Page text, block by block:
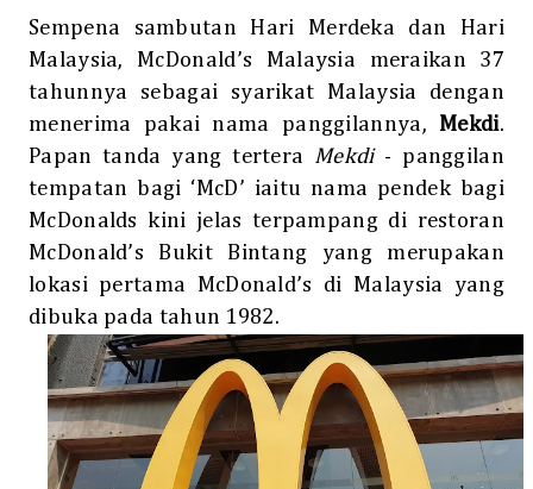
Sempena sambutan Hari Merdeka dan Hari
Malaysia, McDonald’s Malaysia meraikan 37
tahunnya sebagai syarikat Malaysia dengan
menerima pakai nama panggilannya, Mekdi.
Papan tanda yang tertera Mekdi- panggilan
tempatan bagi ‘McD’ iaitu nama pendek bagi
McDonalds kini jelas terpampang di restoran
McDonald’s Bukit Bintang yang merupakan
lokasi pertama McDonald’s di Malaysia yang
dibuka pada tahun 1982.